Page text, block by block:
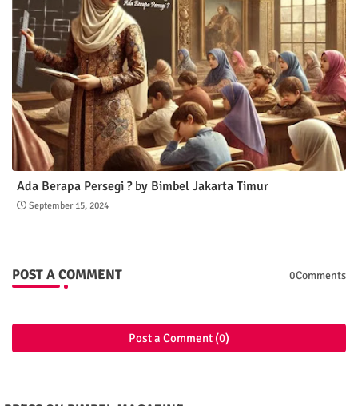
Ada Berapa Persegi ? by Bimbel Jakarta Timur
September 15, 2024
POST A COMMENT 0Comments
Post a Comment (0)